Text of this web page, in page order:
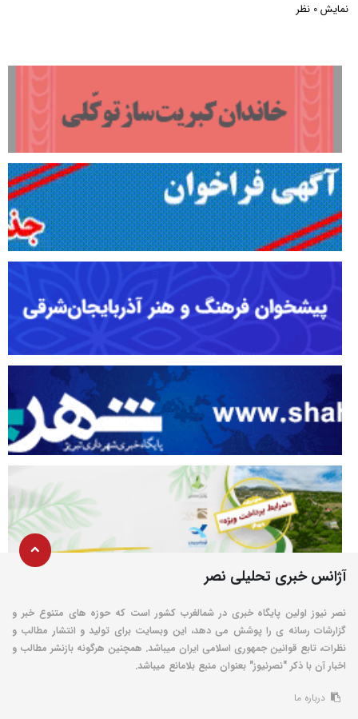
نمایش 0 نظر
آژانس خبری تحلیلی نصر
نصر نیوز اولین پایگاه خبری در شمالغرب کشور است که حوزه های متنوع خبر و
گزارشات رسانه ی را پوشش می دهد، این وبسایت برای تولید و انتشار مطالب و
نظرات، تابع قوانین جمهوری اسلامی ایران میباشد. همچنین هرگونه بازنشر مطالب و
اخبار آن با ذکر "نصرنیوز" بعنوان منبع بلامانع میباشد.
درباره ما